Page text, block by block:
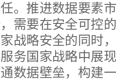
。推进数据要素
需要在安全可控
战略安全的同时
务国家战略中展
数据壁垒，构建